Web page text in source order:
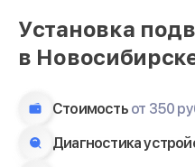
Установка
в
Стоимость от 350
Диагностика